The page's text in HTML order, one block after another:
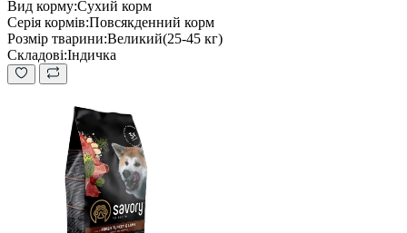
Вид корму:Сухий корм
Серія кормів:Повсякденний корм
Розмір тварини:Великий(25-45 кг)
Складові:Індичка